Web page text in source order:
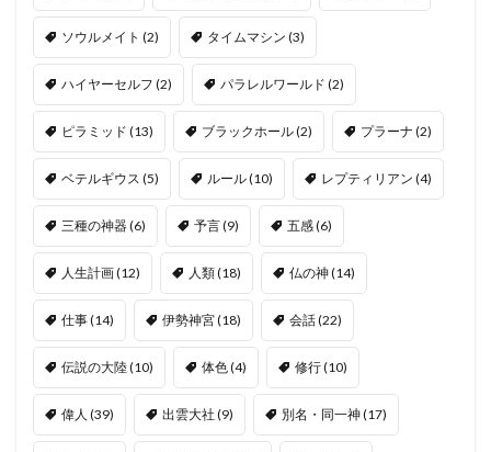
ソウルメイト (2) タイムマシン (3)
ハイヤーセルフ (2) パラレルワールド (2)
ピラミッド (13) ブラックホール(2) プラーナ (2)
ベテルギウス (5) ルール(10) レプティリアン (4)
三種の神器(6) 予言(9) 五感(6)
人生計画(12) 人類(18) 仏の神(14)
仕事(14) 伊勢神宮(18) 会話(22)
伝説の大陸(10) 体色(4) 修行(10)
偉人 (39) 出雲大社 (9) 別名・同一神(17)